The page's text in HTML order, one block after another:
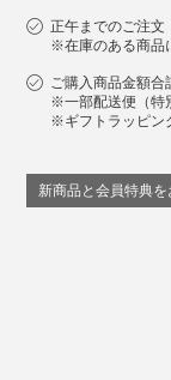
正午までのご注文
※在庫のある商品
ご購入商品金額合
※一部配送便（特
※ギフトラッピン
新商品と会員特典を